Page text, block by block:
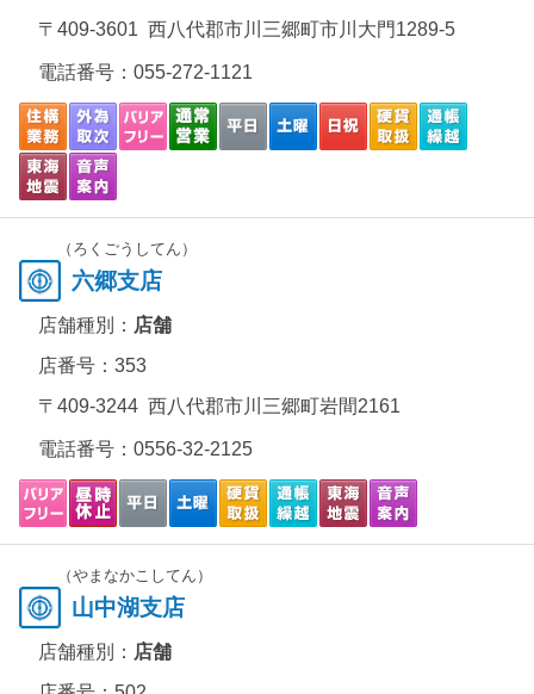
〒409-3601 西八代郡市川三郷町市川大門1289-5
電話番号： 055-272-1121
（ろくごうしてん）
六郷支店
店舗種別： 店舗
店番号：353
〒409-3244 西八代郡市川三郷町岩間2161
電話番号： 0556-32-2125
（やまなかこしてん）
山中湖支店
店舗種別： 店舗